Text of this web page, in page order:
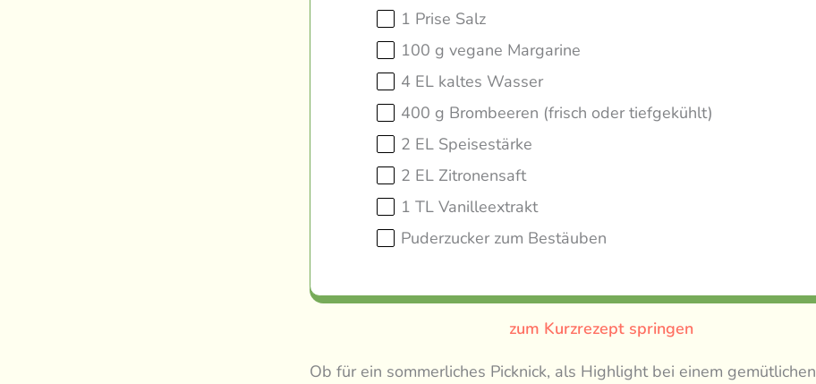
1 Prise Salz
100 g vegane Margarine
4 EL kaltes Wasser
400 g Brombeeren (frisch oder tiefgekühlt)
2 EL Speisestärke
2 EL Zitronensaft
1 TL Vanilleextrakt
Puderzucker zum Bestäuben
zum Kurzrezept springen
Ob für ein sommerliches Picknick, als Highlight bei einem gemütlichen